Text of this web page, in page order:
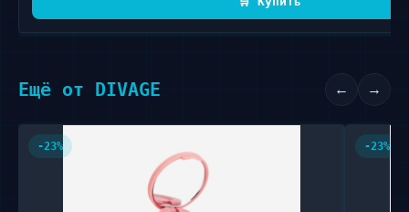
Ещё от DIVAGE ← →
-23% -23%